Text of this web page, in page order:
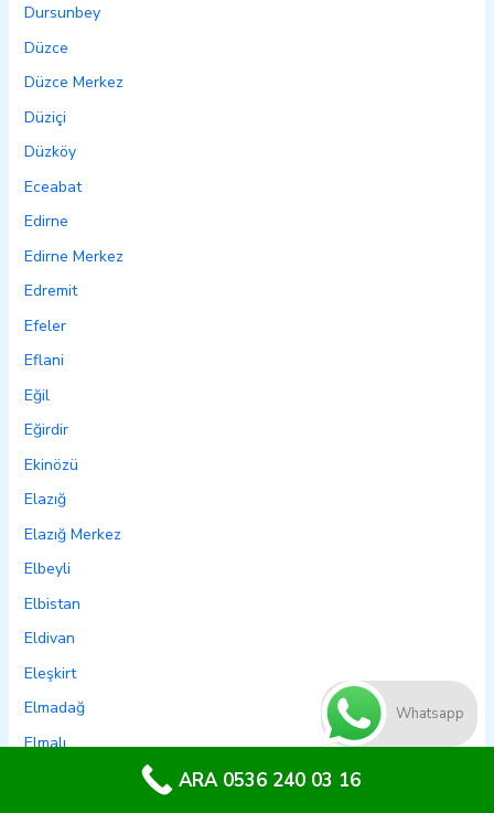
Dursunbey
Düzce
Düzce Merkez
Düziçi
Düzköy
Eceabat
Edirne
Edirne Merkez
Edremit
Efeler
Eflani
Eğil
Eğirdir
Ekinözü
Elazığ
Elazığ Merkez
Elbeyli
Elbistan
Eldivan
Eleşkirt
Elmadağ
Elmalı
Whatsapp
ARA 0536 240 03 16